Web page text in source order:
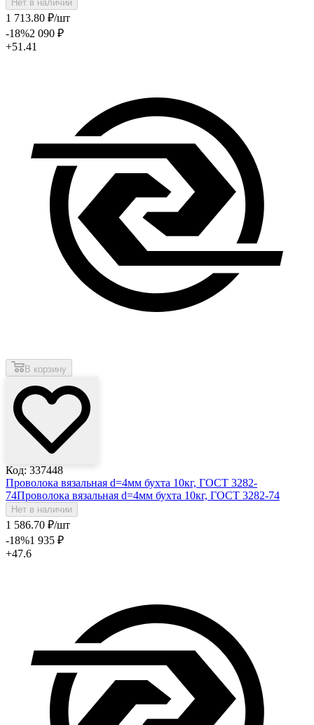
Нет в наличии
1 713.80 ₽/шт
-18%2 090 ₽
+51.41
В корзину
Код: 337448
Проволока вязальная d=4мм бухта 10кг, ГОСТ 3282-
74Проволока вязальная d=4мм бухта 10кг, ГОСТ 3282-74
Нет в наличии
1 586.70 ₽/шт
-18%1 935 ₽
+47.6